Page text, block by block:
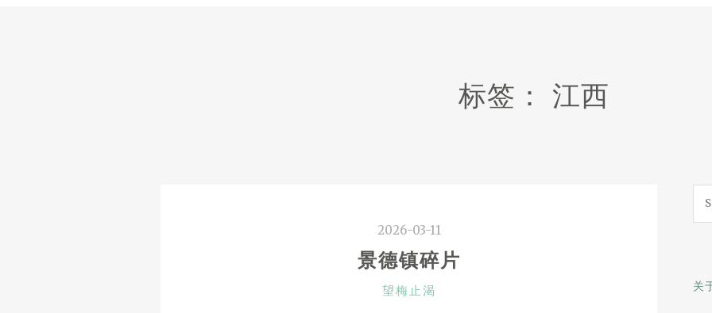
标签： 江西
2026-03-11
景德镇碎片
CATEGORIES
望梅止渴 关